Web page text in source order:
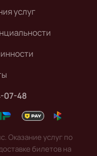
услуг
07-48
Оказание услуг по
билетов на